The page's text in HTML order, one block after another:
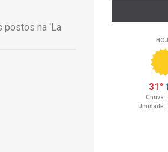
postos na ‘La